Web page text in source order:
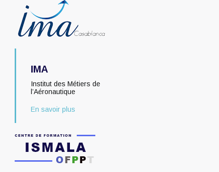
IMA
Institut des Métiers de
l’Aéronautique
En savoir plus